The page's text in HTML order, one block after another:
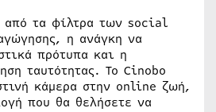
από τα φίλτρα των social
η ανάγκη να
πρότυπα και η
ταυτότητας. Το Cinobo
κάμερα στην online ζωή,
που θα θελήσετε να